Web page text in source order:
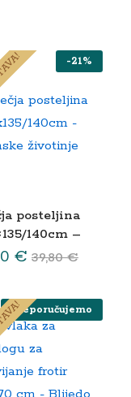
-21%
posteljina
140cm –
životinje
€ 39,80€
Preporučujemo